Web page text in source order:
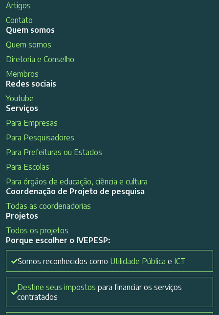
Artigos
Contato
Quem somos
Quem somos
Diretoria e Conselho
Membros
Redes sociais
Youtube
Serviços
Para Empresas
Para Pesquisadores
Para Prefeituras ou Estados
Para Escolas
Para órgãos de educação, ciência e cultura
Coordenação de Projeto de pesquisa
Todas as coordenadorias
Projetos
Todos os projetos
Porque escolher o IVEPESP:
Somos reconhecidos como Utilidade Pública e ICT
Destine seus impostos para financiar os serviços
contratados